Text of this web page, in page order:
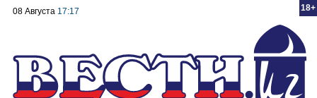
18+
08 Августа 17:17